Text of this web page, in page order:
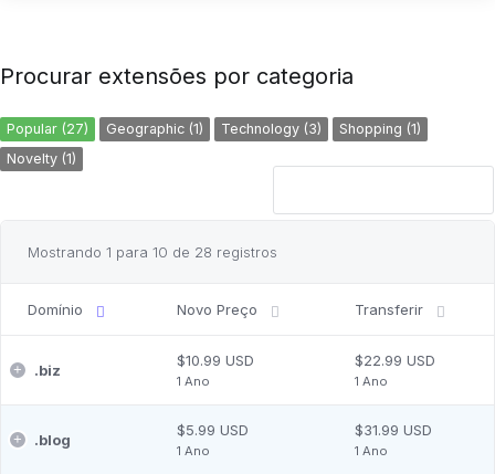
Procurar extensões por categoria
Popular (27) Geographic (1) Technology (3)
Shopping (1)
Novelty (1)
Mostrando 1 para 10 de 28 registros
Domínio Novo Preço Transferir
.biz
$10.99 USD
1 Ano
$22.99 USD
1 Ano
.blog
$5.99 USD
1 Ano
$31.99 USD
1 Ano